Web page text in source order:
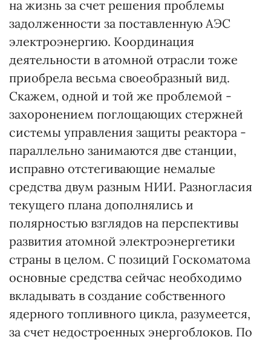
на жизнь за счет решения проблемы
задолженности за поставленную АЭС
электроэнергию. Координация
деятельности в атомной отрасли тоже
приобрела весьма своеобразный вид.
Скажем, одной и той же проблемой -
захоронением поглощающих стержней
системы управления защиты реактора -
параллельно занимаются две станции,
исправно отстегивающие немалые
средства двум разным НИИ. Разногласия
текущего плана дополнялись и
полярностью взглядов на перспективы
развития атомной электроэнергетики
страны в целом. С позиций Госкоматома
основные средства сейчас необходимо
вкладывать в создание собственного
ядерного топливного цикла, разумеется,
за счет недостроенных энергоблоков. По